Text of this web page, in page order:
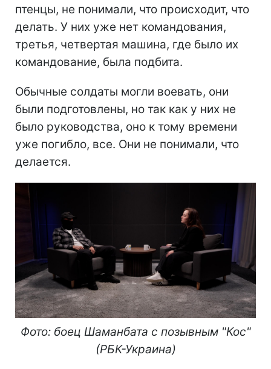
птенцы, не понимали, что происходит, что
делать. У них уже нет командования,
третья, четвертая машина, где было их
командование, была подбита.
Обычные солдаты могли воевать, они
были подготовлены, но так как у них не
было руководства, оно к тому времени
уже погибло, все. Они не понимали, что
делается.
Фото: боец Шаманбата с позывным "Кос"
(РБК-Украина)